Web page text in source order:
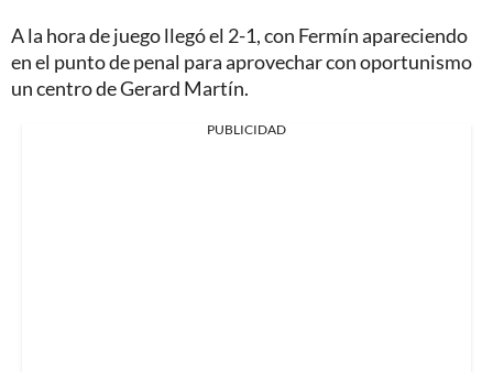
A la hora de juego llegó el 2-1, con Fermín apareciendo
en el punto de penal para aprovechar con oportunismo
un centro de Gerard Martín.
PUBLICIDAD